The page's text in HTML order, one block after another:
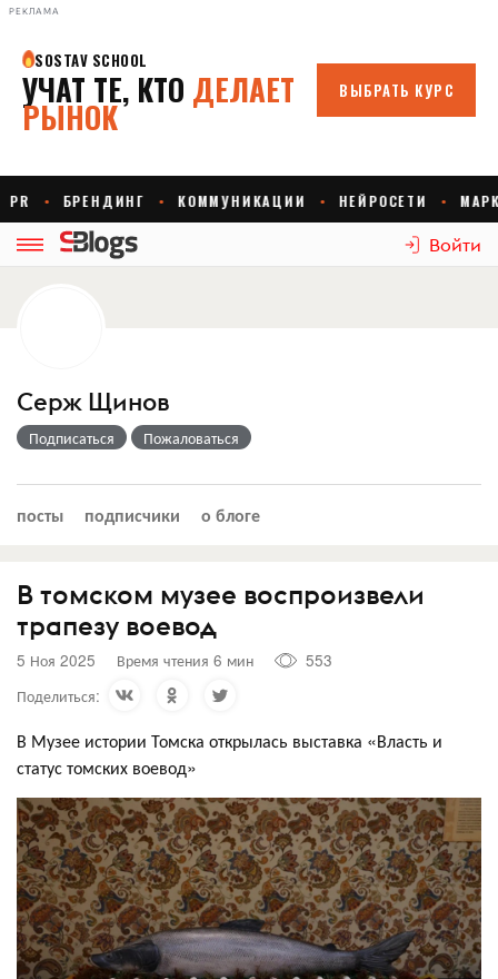
РЕКЛАМА
Войти
Серж Щинов
Подписаться Пожаловаться
посты подписчики о блоге
В томском музее воспроизвели
трапезу воевод
5 Ноя 2025 Время чтения 6 мин
553
Поделиться:
В Музее истории Томска открылась выставка «Власть и
статус томских воевод»